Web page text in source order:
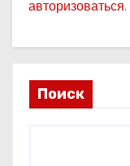
авторизоваться.
Поиск